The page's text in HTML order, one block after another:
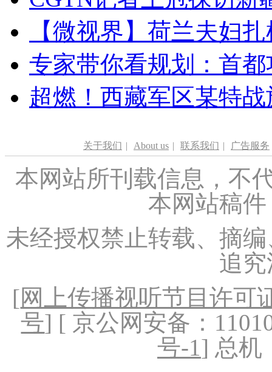
【微视界】荷兰夫妇
专家带你看规划：首
超燃！西藏军区某特
关于我们 | About us | 联系我们 | 广告服务
本网站所刊载信息，不
本网站稿
未经授权禁止转载、摘
追
[网上传播视听节目许可
号] [ 京公网安备：
号-1] 总机